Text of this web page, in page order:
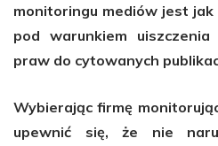
monitoringu mediów jest
pod warunkiem
praw do cytowanych
Wybierając firmę
upewnić się, że nie